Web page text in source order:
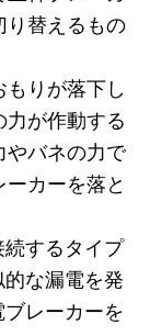
り替えるもの
りが落下し
力が作動する
やバネの力で
カーを落と
するタイプ
な漏電を発
レーカーを